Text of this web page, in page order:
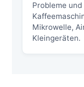
Probleme
Mikrowelle,
Kleingeräten.